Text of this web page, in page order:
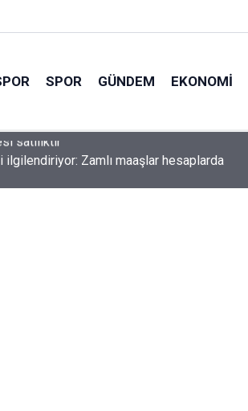
SPOR GÜNDEM EKONOMI
Zamlı maaşlar hesaplarda